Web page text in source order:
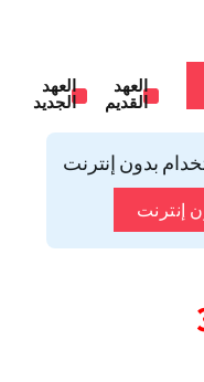
العهد
القديم
العهد
الجديد
بدون إنترنت
إنترنت